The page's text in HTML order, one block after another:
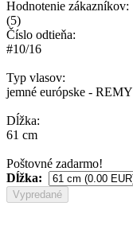
Hodnotenie zákazníkov:
(5)
Číslo odtieňa:
#10/16
Typ vlasov:
jemné európske - REMY
Dĺžka:
61 cm
Poštovné zadarmo!
Dĺžka:
Vypredané